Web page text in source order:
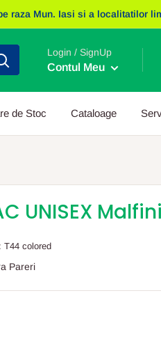
raza Mun. Iasi si a localitatilor
Login / SignUp
Contul Meu
de Stoc Cataloage
UNISEX
T44 colored
Pareri